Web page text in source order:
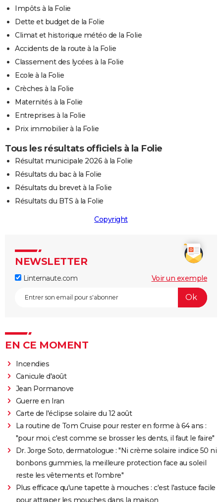
Impôts à la Folie
Dette et budget de la Folie
Climat et historique météo de la Folie
Accidents de la route à la Folie
Classement des lycées à la Folie
Ecole à la Folie
Crèches à la Folie
Maternités à la Folie
Entreprises à la Folie
Prix immobilier à la Folie
Tous les résultats officiels à la Folie
Résultat municipale 2026 à la Folie
Résultats du bac à la Folie
Résultats du brevet à la Folie
Résultats du BTS à la Folie
Copyright
NEWSLETTER
Linternaute.com Voir un exemple
EN CE MOMENT
Incendies
Canicule d'août
Jean Pormanove
Guerre en Iran
Carte de l'éclipse solaire du 12 août
La routine de Tom Cruise pour rester en forme à 64 ans :
"pour moi, c'est comme se brosser les dents, il faut le faire"
Dr. Jorge Soto, dermatologue : "Ni crème solaire indice 50 ni
bonbons gummies, la meilleure protection face au soleil
reste les vêtements et l'ombre"
Plus efficace qu'une tapette à mouches : c'est l'astuce facile
pour attraper les mouches dans la maison